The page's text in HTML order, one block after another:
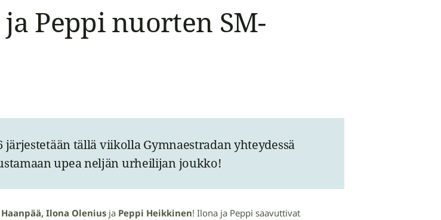
Peppi nuorten SM-
tällä viikolla Gymnaestradan yhteydessä
upea neljän urheilijan joukko!
Ilona Olenius ja Peppi Heikkinen! Ilona ja Peppi saavuttivat